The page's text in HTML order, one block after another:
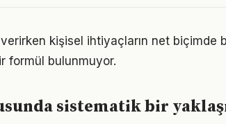
kişisel ihtiyaçların net biçimde
formül bulunmuyor.
sistematik bir